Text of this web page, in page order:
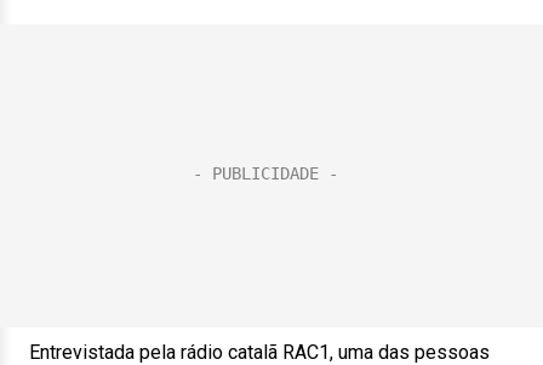
Entrevistada pela rádio catalã RAC1, uma das pessoas